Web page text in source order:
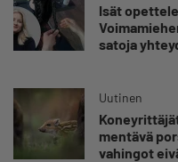
Isät
satoja
Uutinen
mentävä
vahingot